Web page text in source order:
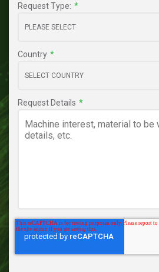
Request Type: *
Country *
Request Details *